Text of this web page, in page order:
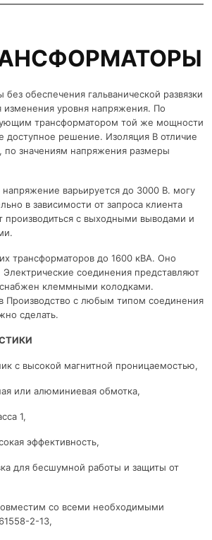
обеспечения гальванической развязки
изменения уровня напряжения. По
трансформатором той же мощности
доступное решение. Изоляция В отличие
по значениям напряжения размеры
варьируется до 3000 В. могу
в зависимости от запроса клиента
производиться с выходными выводами и
трансформаторов до 1600 кВА. Оно
соединения представляют
клеммными колодками.
Производство с любым типом соединения
сделать.
с высокой магнитной проницаемостью,
или алюминиевая обмотка,
1,
эффективность,
для бесшумной работы и защиты от
со всеми необходимыми
2-13,